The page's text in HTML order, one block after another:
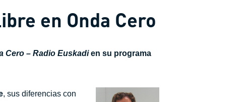
en Onda Cero
Cero – Radio Euskadien su programa
, sus diferencias con